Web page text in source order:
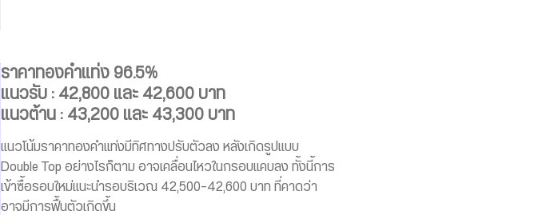
ราคาทองคำแท่ง 96.5%
แนวรับ : 42,800 และ 42,600 บาท
แนวต้าน : 43,200 และ 43,300 บาท
แนวโน้มราคาทองคำแท่งมีทิศทางปรับตัวลง หลังเกิดรูปแบบ
Double Top อย่างไรก็ตาม อาจเคลื่อนไหวในกรอบแคบลง ทั้งนี้การ
เข้าซื้อรอบใหม่แนะนำรอบริเวณ 42,500-42,600 บาท ที่คาดว่า
อาจมีการฟื้นตัวเกิดขึ้น